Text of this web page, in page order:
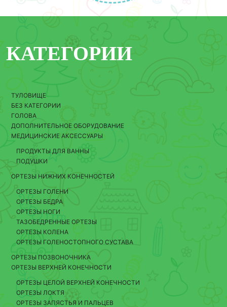
КАТЕГОРИИ
ТУЛОВИЩЕ
БЕЗ КАТЕГОРИИ
ГОЛОВА
ДОПОЛНИТЕЛЬНОЕ ОБОРУДОВАНИЕ
МЕДИЦИНСКИЕ АКСЕССУАРЫ
ПРОДУКТЫ ДЛЯ ВАННЫ
ПОДУШКИ
ОРТЕЗЫ НИЖНИХ КОНЕЧНОСТЕЙ
ОРТЕЗЫ ГОЛЕНИ
ОРТЕЗЫ БЕДРА
ОРТЕЗЫ НОГИ
ТАЗОБЕДРЕННЫЕ ОРТЕЗЫ
ОРТЕЗЫ КОЛЕНА
ОРТЕЗЫ ГОЛЕНОСТОПНОГО СУСТАВА
ОРТЕЗЫ ПОЗВОНОЧНИКА
ОРТЕЗЫ ВЕРХНЕЙ КОНЕЧНОСТИ
ОРТЕЗЫ ЦЕЛОЙ ВЕРХНЕЙ КОНЕЧНОСТИ
ОРТЕЗЫ ЛОКТЯ
ОРТЕЗЫ ЗАПЯСТЬЯ И ПАЛЬЦЕВ